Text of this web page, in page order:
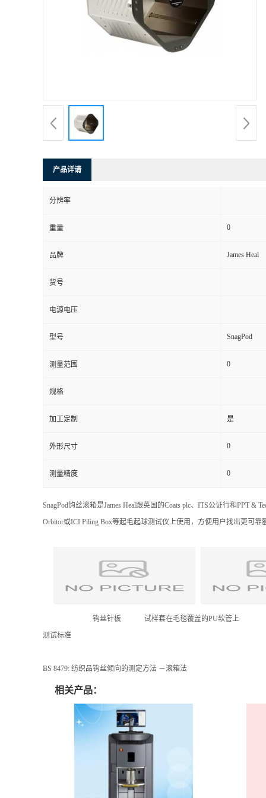
产品详请
分辨率
重量 0
品牌 James Heal
货号
电源电压
型号 SnagPod
测量范围 0
规格
加工定制 是
外形尺寸 0
测量精度 0
SnagPod钩丝滚箱是James Heal跟英国的Coats plc、ITS公证行和PPT
Orbitor或ICI Piling Box等起毛起球测试仪上使用，方便用户找出更可靠
钩丝针板 试样套在毛毯覆盖的PU软管上
测试标准
BS 8479: 纺织品钩丝倾向的测定方法 －滚箱法
相关产品：